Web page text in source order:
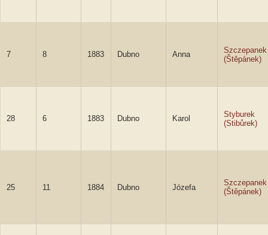
7 8 1883 Dubno Anna
Szczepanek
(Štěpánek)
28 6 1883 Dubno Karol
Styburek
(Stibůrek)
25 11 1884 Dubno Józefa
Szczepanek
(Štěpánek)